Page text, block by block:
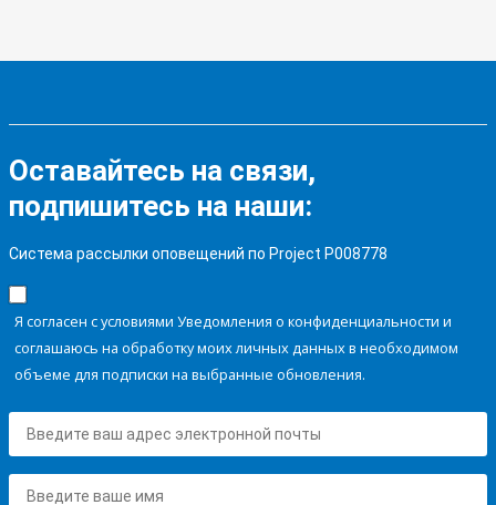
Оставайтесь на связи,
подпишитесь на наши:
Система рассылки оповещений по Project P008778
Я согласен с условиями Уведомления о конфиденциальности и
соглашаюсь на обработку моих личных данных в необходимом
объеме для подписки на выбранные обновления.